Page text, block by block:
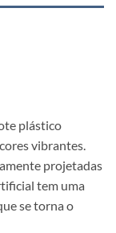
plástico
vibrantes.
projetadas
tem uma
se torna o